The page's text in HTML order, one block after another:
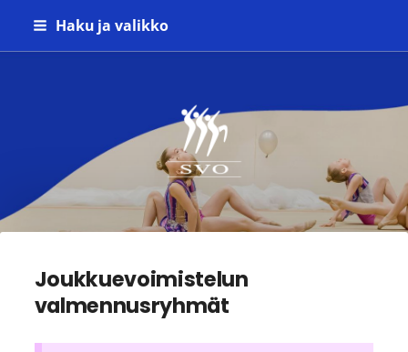
Siirry
Haku ja valikko
Seinäjoen Voimistelijat ry
Joukkuevoimistelun
valmennusryhmät